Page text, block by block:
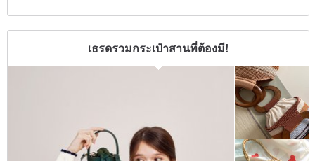
เธรดรวมกระเป๋าสานที่ต้องมี!